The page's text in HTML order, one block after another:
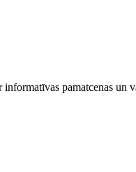
​informatīvas ​pamatcenas